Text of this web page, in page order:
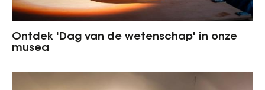
Ontdek 'Dag van de wetenschap' in onze
musea